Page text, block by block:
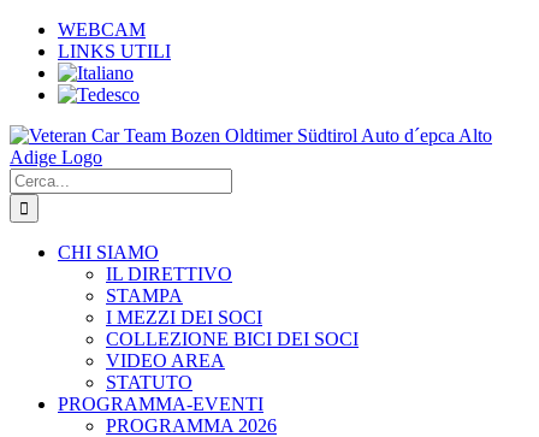
Salta
contenuto
WEBCAM
LINKS UTILI
Cerca
per:
CHI SIAMO
IL DIRETTIVO
STAMPA
I MEZZI DEI SOCI
COLLEZIONE BICI DEI SOCI
VIDEO AREA
STATUTO
PROGRAMMA-EVENTI
PROGRAMMA 2026